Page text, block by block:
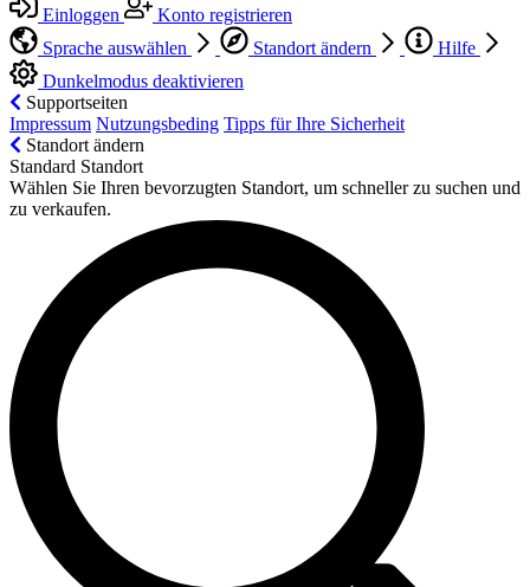
Einloggen
Konto registrieren
Sprache auswählen
Standort ändern
Hilfe
Dunkelmodus deaktivieren
Supportseiten
Impressum Nutzungsbeding Tipps für Ihre Sicherheit
Standort ändern
Standard Standort
Wählen Sie Ihren bevorzugten Standort, um schneller zu suchen und
zu verkaufen.